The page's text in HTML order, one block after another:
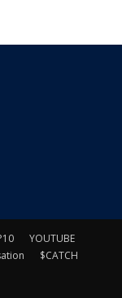
YOUTUBE
$CATCH